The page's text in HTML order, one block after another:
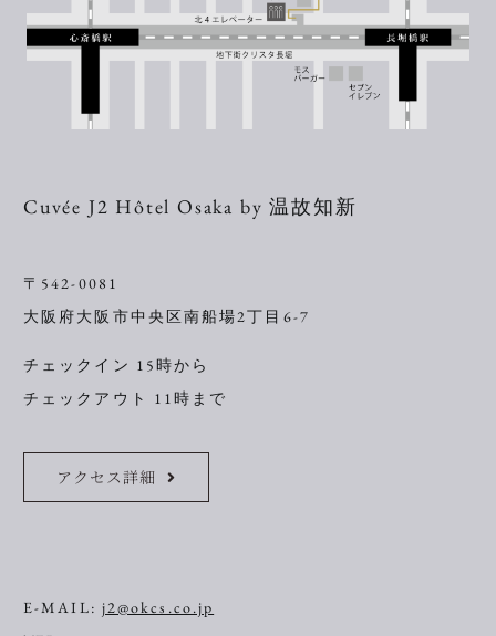
Cuvée J2 Hôtel Osaka by 温故知新
〒542-0081
大阪府大阪市中央区南船場2丁目6-7
チェックイン 15時から
チェックアウト 11時まで
アクセス詳細
E-MAIL: j2@okcs.co.jp